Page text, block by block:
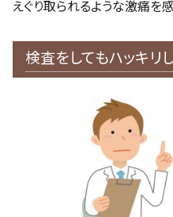
えぐり取られるような激痛を
検査をしてもハッキリ